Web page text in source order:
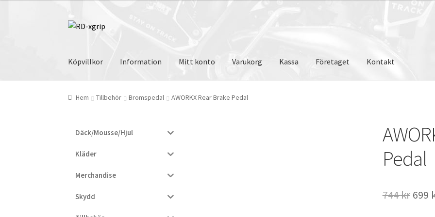
Hoppa
Hoppa
Köpvillkor
Information Mitt konto Varukorg Kassa Företaget Kontakt
Hem Tillbehör Bromspedal AWORKX Rear Brake Pedal
Pedal
744kr Det
699
Däck/Mousse/Hjul
Kläder
Merchandise
Skydd